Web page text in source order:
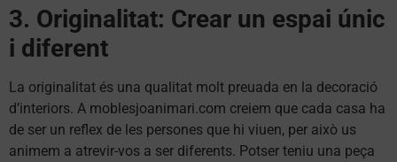
3. Originalitat: Crear un espai únic
i diferent
La originalitat és una qualitat molt preuada en la decoració
d’interiors. A moblesjoanimari.com creiem que cada casa ha
de ser un reflex de les persones que hi viuen, per això us
animem a atrevir-vos a ser diferents. Potser teniu una peça